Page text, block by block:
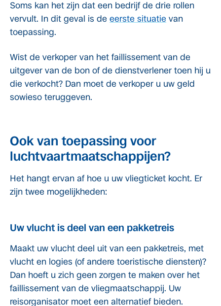
Soms kan het zijn dat een bedrijf de drie rollen
vervult. In dit geval is de eerste situatie van
toepassing.
Wist de verkoper van het faillissement van de
uitgever van de bon of de dienstverlener toen hij u
die verkocht? Dan moet de verkoper u uw geld
sowieso teruggeven.
Ook van toepassing voor
luchtvaartmaatschappijen?
Het hangt ervan af hoe u uw vliegticket kocht. Er
zijn twee mogelijkheden:
Uw vlucht is deel van een pakketreis
Maakt uw vlucht deel uit van een pakketreis, met
vlucht en logies (of andere toeristische diensten)?
Dan hoeft u zich geen zorgen te maken over het
faillissement van de vliegmaatschappij. Uw
reisorganisator moet een alternatief bieden.